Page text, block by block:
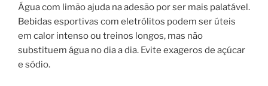
Água com limão ajuda na adesão por ser mais palatável.
Bebidas esportivas com eletrólitos podem ser úteis
em calor intenso ou treinos longos, mas não
substituem água no dia a dia. Evite exageros de açúcar
e sódio.